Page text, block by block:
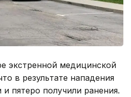
экстренной медицинской
в результате нападения
и пятеро получили ранения.